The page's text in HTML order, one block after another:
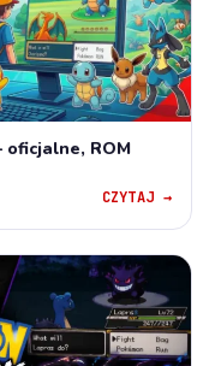
oficjalne, ROM
CZYTAJ →